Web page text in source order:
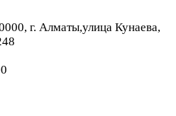
г. Алматы,улица Кунаева,